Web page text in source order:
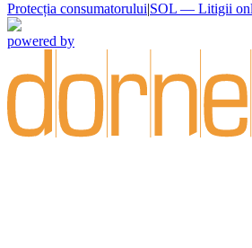
Protecția consumatorului|SOL — Litigii
powered by